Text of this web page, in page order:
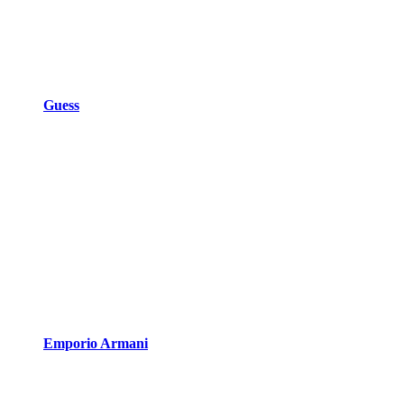
Guess
Emporio Armani